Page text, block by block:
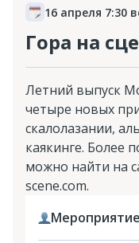
16 апреля 7:30
Гора на
Летний выпуск
четыре новых
скалолазании,
каякинге.
можно найти на
scene.com.